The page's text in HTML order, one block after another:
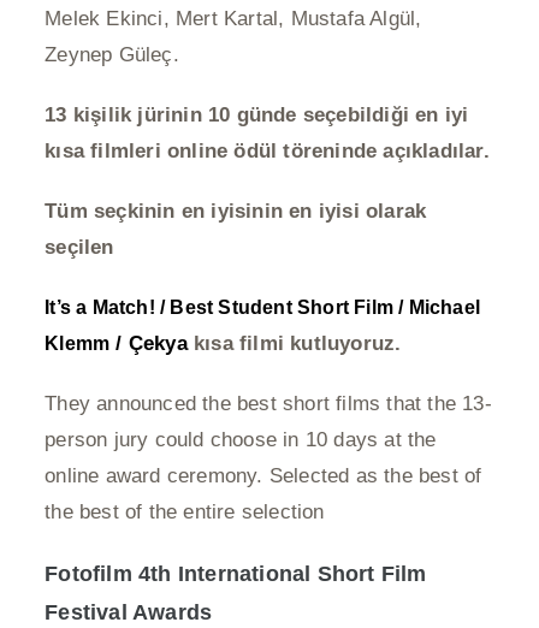
Melek Ekinci, Mert Kartal, Mustafa Algül,
Zeynep Güleç.
13 kişilik jürinin 10 günde seçebildiği en iyi
kısa filmleri online ödül töreninde açıkladılar.
Tüm seçkinin en iyisinin en iyisi olarak
seçilen
It’s a Match! / Best Student Short Film / Michael
Klemm / Çekya kısa filmi kutluyoruz.
They announced the best short films that the 13-
person jury could choose in 10 days at the
online award ceremony. Selected as the best of
the best of the entire selection
Fotofilm 4th International Short Film
Festival Awards